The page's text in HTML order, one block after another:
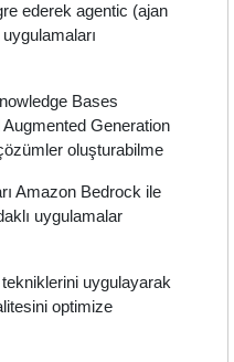
ederek agentic (ajan
Bases
Generation
oluşturabilme
Amazon Bedrock ile
uygulamalar
uygulayarak
optimize